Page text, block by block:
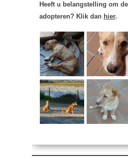
Heeft u belangstelling om
adopteren? Klik dan hier.